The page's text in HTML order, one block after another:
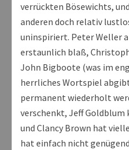
verrückten Bösewichts,
anderen doch relativ
uninspiriert. Peter Weller
erstaunlich blaß,
John Bigboote (was im
herrliches Wortspiel
permanent wiederholt
verschenkt, Jeff Goldblum
und Clancy Brown hat
hat einfach nicht